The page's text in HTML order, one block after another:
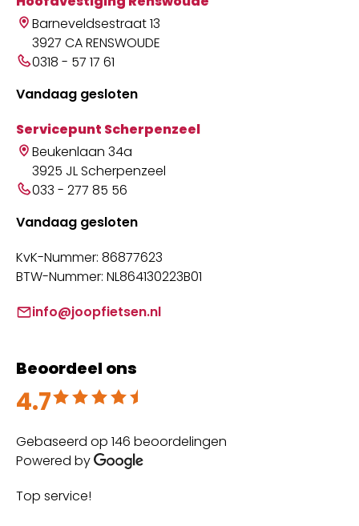
Barneveldsestraat 13
3927 CA RENSWOUDE
0318 - 57 17 61
Vandaag gesloten
Servicepunt Scherpenzeel
Beukenlaan 34a
3925 JL Scherpenzeel
033 - 277 85 56
Vandaag gesloten
KvK-Nummer: 86877623
BTW-Nummer: NL864130223B01
info@joopfietsen.nl
Beoordeel ons
4.7
Beoordeeld met 4.7 uit 5
Gebaseerd op 146 beoordelingen
Powered by
Top service!